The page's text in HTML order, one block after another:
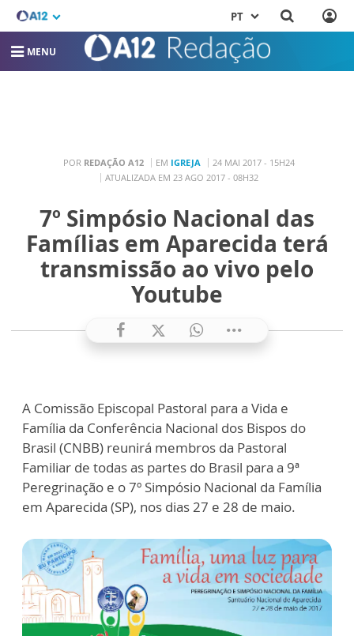
PT
MENU
POR REDAÇÃO A12 EM IGREJA
24 MAI 2017 - 15H24
ATUALIZADA EM 23 AGO 2017 - 08H32
7º Simpósio Nacional das
Famílias em Aparecida terá
transmissão ao vivo pelo
Youtube
A Comissão Episcopal Pastoral para a Vida e
Família da Conferência Nacional dos Bispos do
Brasil (CNBB) reunirá membros da Pastoral
Familiar de todas as partes do Brasil para a 9ª
Peregrinação e o 7º Simpósio Nacional da Família
em Aparecida (SP), nos dias 27 e 28 de maio.